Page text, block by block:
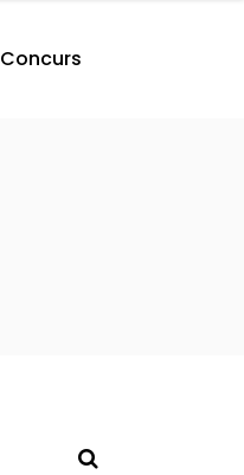
Concurs